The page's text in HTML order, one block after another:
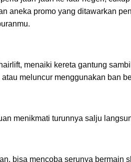
aneka promo yang ditawarkan
menaiki kereta gantung
meluncur menggunakan ban
menikmati turunnya salju
bisa mencoba serunya bermain